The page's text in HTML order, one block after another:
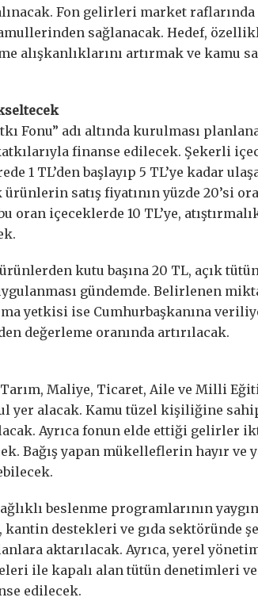
Fon gelirleri market raflarında
sağlanacak. Hedef,
alışkanlıklarını artırmak ve kamu
Fonu” adı altında kurulması
finanse edilecek. Şekerli
1 TL’den başlayıp 5 TL’ye kadar
satış fiyatının yüzde 20’si
oran içeceklerde 10 TL’ye,
kutu başına 20 TL, açık
gündemde. Belirlenen
yetkisi ise Cumhurbaşkanına
değerleme oranında artırılacak.
Maliye, Ticaret, Aile ve Milli
yer alacak. Kamu tüzel kişiliğine
Ayrıca fonun elde ettiği gelirler
Bağış yapan mükelleflerin hayır ve
beslenme programlarının
destekleri ve gıda sektöründe
aktarılacak. Ayrıca, yerel
ile kapalı alan tütün denetimleri ve
edilecek.